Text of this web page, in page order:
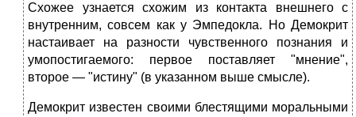
Схожее узнается схожим из контакта внешнего с
внутренним, совсем как у Эмпедокла. Но Демокрит
настаивает на разности чувственного познания и
умопостигаемого: первое поставляет "мнение",
второе — "истину" (в указанном выше смысле).
Демокрит известен своими блестящими моральными